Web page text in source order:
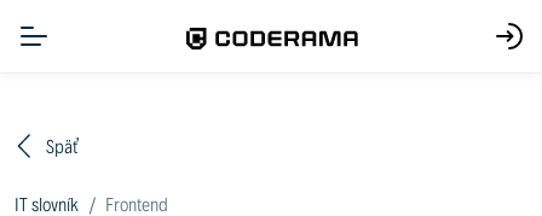
Späť
IT slovník Frontend